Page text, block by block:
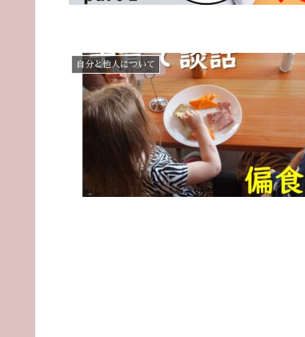
自分と他人について